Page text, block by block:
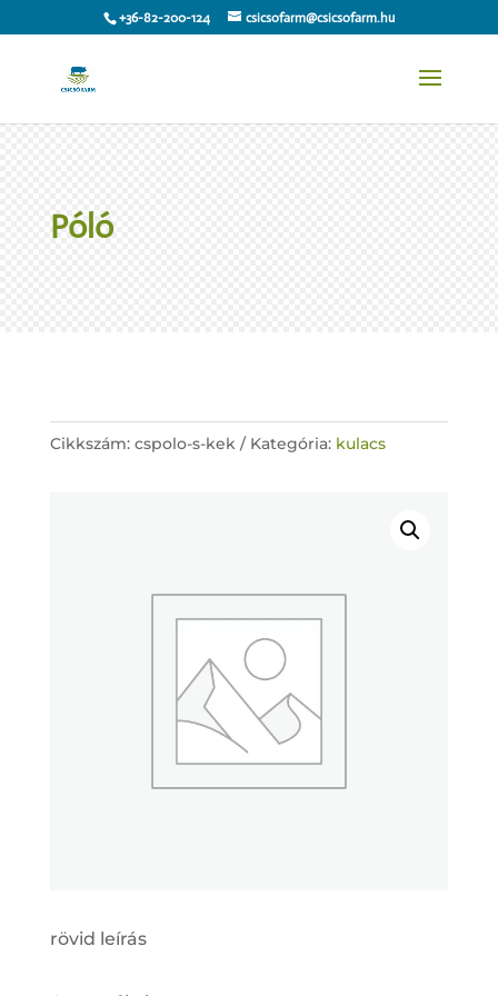
+36-82-200-124 csicsofarm@csicsofarm.hu
Póló
Cikkszám: cspolo-s-kek Kategória: kulacs
rövid leírás